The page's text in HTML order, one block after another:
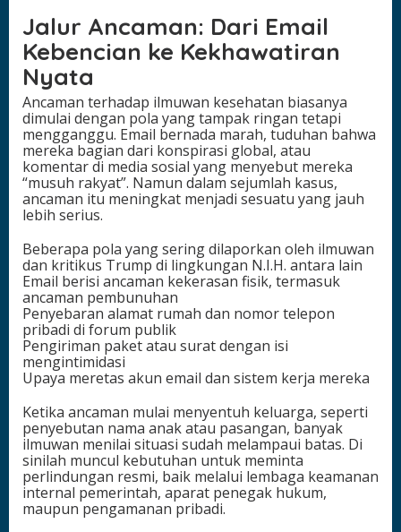
Jalur Ancaman: Dari Email
Kebencian ke Kekhawatiran
Nyata
Ancaman terhadap ilmuwan kesehatan biasanya
dimulai dengan pola yang tampak ringan tetapi
mengganggu. Email bernada marah, tuduhan bahwa
mereka bagian dari konspirasi global, atau
komentar di media sosial yang menyebut mereka
“musuh rakyat”. Namun dalam sejumlah kasus,
ancaman itu meningkat menjadi sesuatu yang jauh
lebih serius.
Beberapa pola yang sering dilaporkan oleh ilmuwan
dan kritikus Trump di lingkungan N.I.H. antara lain
Email berisi ancaman kekerasan fisik, termasuk
ancaman pembunuhan
Penyebaran alamat rumah dan nomor telepon
pribadi di forum publik
Pengiriman paket atau surat dengan isi
mengintimidasi
Upaya meretas akun email dan sistem kerja mereka
Ketika ancaman mulai menyentuh keluarga, seperti
penyebutan nama anak atau pasangan, banyak
ilmuwan menilai situasi sudah melampaui batas. Di
sinilah muncul kebutuhan untuk meminta
perlindungan resmi, baik melalui lembaga keamanan
internal pemerintah, aparat penegak hukum,
maupun pengamanan pribadi.